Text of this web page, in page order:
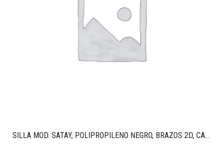
SILLA MOD. SATAY, POLIPROPILENO NEGRO, BRAZOS 2D, CABEZAL, RESPALDO Y ASIENTO TAPIZADO EN MELANGE COLOR MARRON.